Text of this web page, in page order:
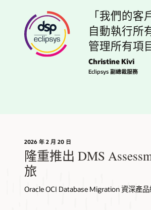
「我們的
自動執行所
管理所有項
Christine Kivi
Eclipsys 副總裁服務
2026 年 2 月 20 日
隆重推出 DMS
旅
Oracle OCI Database Migration 資深產